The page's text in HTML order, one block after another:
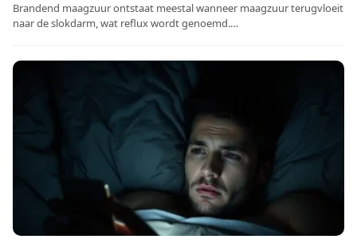
Brandend maagzuur ontstaat meestal wanneer maagzuur terugvloeit
naar de slokdarm, wat reflux wordt genoemd.…